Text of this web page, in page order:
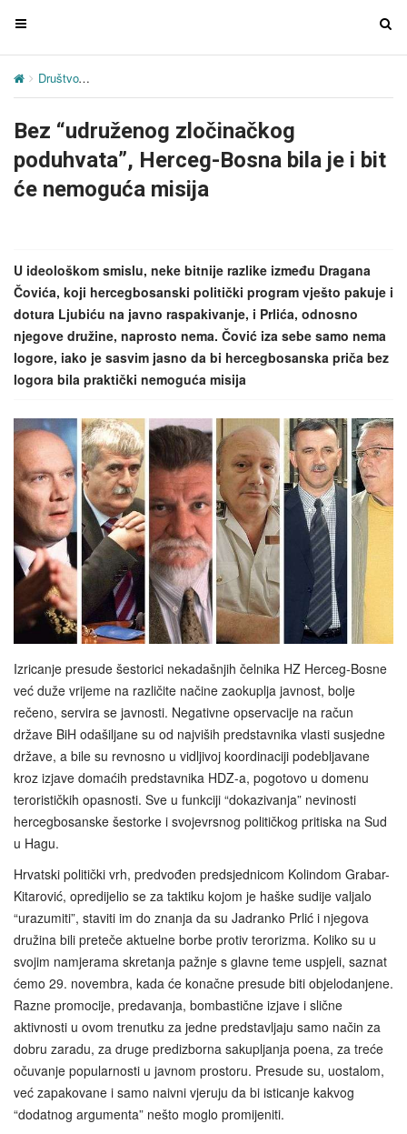
T
g
e
n
a
v
a
t
n
T
n
Društvo
Bez “udruženog zločinačkog
poduhvata”, Herceg-Bosna bila je i bit
će nemoguća misija
U ideološkom smislu, neke bitnije razlike između Dragana
Čovića, koji hercegbosanski politički program vješto pakuje i
dotura Ljubiću na javno raspakivanje, i Prlića, odnosno
njegove družine, naprosto nema. Čović iza sebe samo nema
logore, iako je sasvim jasno da bi hercegbosanska priča bez
logora bila praktički nemoguća misija
Izricanje presude šestorici nekadašnjih čelnika HZ Herceg-Bosne
već duže vrijeme na različite načine zaokuplja javnost, bolje
rečeno, servira se javnosti. Negativne opservacije na račun
države BiH odašiljane su od najviših predstavnika vlasti susjedne
države, a bile su revnosno u vidljivoj koordinaciji podebljavane
kroz izjave domaćih predstavnika HDZ-a, pogotovo u domenu
terorističkih opasnosti. Sve u funkciji “dokazivanja” nevinosti
hercegbosanske šestorke i svojevrsnog političkog pritiska na Sud
u Hagu.
Hrvatski politički vrh, predvođen predsjednicom Kolindom Grabar-
Kitarović, opredijelio se za taktiku kojom je haške sudije valjalo
“urazumiti”, staviti im do znanja da su Jadranko Prlić i njegova
družina bili preteče aktuelne borbe protiv terorizma. Koliko su u
svojim namjerama skretanja pažnje s glavne teme uspjeli, saznat
ćemo 29. novembra, kada će konačne presude biti objelodanjene.
Razne promocije, predavanja, bombastične izjave i slične
aktivnosti u ovom trenutku za jedne predstavljaju samo način za
dobru zaradu, za druge predizborna sakupljanja poena, za treće
očuvanje popularnosti u javnom prostoru. Presude su, uostalom,
već zapakovane i samo naivni vjeruju da bi isticanje kakvog
“dodatnog argumenta” nešto moglo promijeniti.